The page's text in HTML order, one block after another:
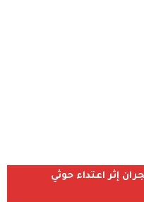
مدنيًا في نجران إثر اعتداء حوثي